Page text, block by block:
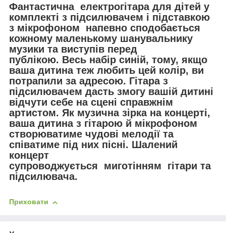
Фантастична електрогітара для дітей у
комплекті з підсилювачем і підставкою
з мікрофоном
напевно сподобається
кожному маленькому шанувальнику
музики та виступів перед
публікою. Весь набір синій, тому, якщо
ваша дитина теж любить цей колір, ви
потрапили за адресою. Гітара з
підсилювачем дасть змогу вашій дитині
відчути себе на сцені справжнім
артистом. Як музична зірка на концерті,
ваша дитина з гітарою й мікрофоном
створюватиме чудові мелодії та
співатиме під них пісні. Шалений
концерт
супроводжується миготінням
гітари та
підсилювача.
Приховати